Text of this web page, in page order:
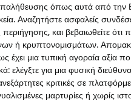
όπως αυτά από
Αναζητήστε ασφαλείς
και βεβαιωθείτε ότι
ή κρυπτονομισμάτων.
μια τυπική αγοραία αξία
ελέγξτε για μια φυσική
κριτικές σε
μαρτυρίες ή χωρίς